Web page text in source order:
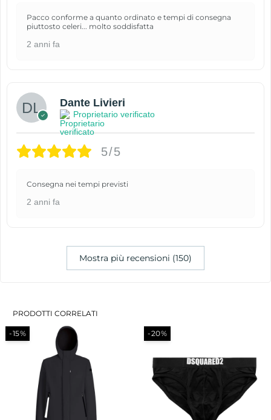
Pacco conforme a quanto ordinato e tempi di consegna
piuttosto celeri... molto soddisfatta
2 anni fa
Dante Livieri
Proprietario verificato
5/5
Consegna nei tempi previsti
2 anni fa
Mostra più recensioni (150)
PRODOTTI CORRELATI
-15% -20%